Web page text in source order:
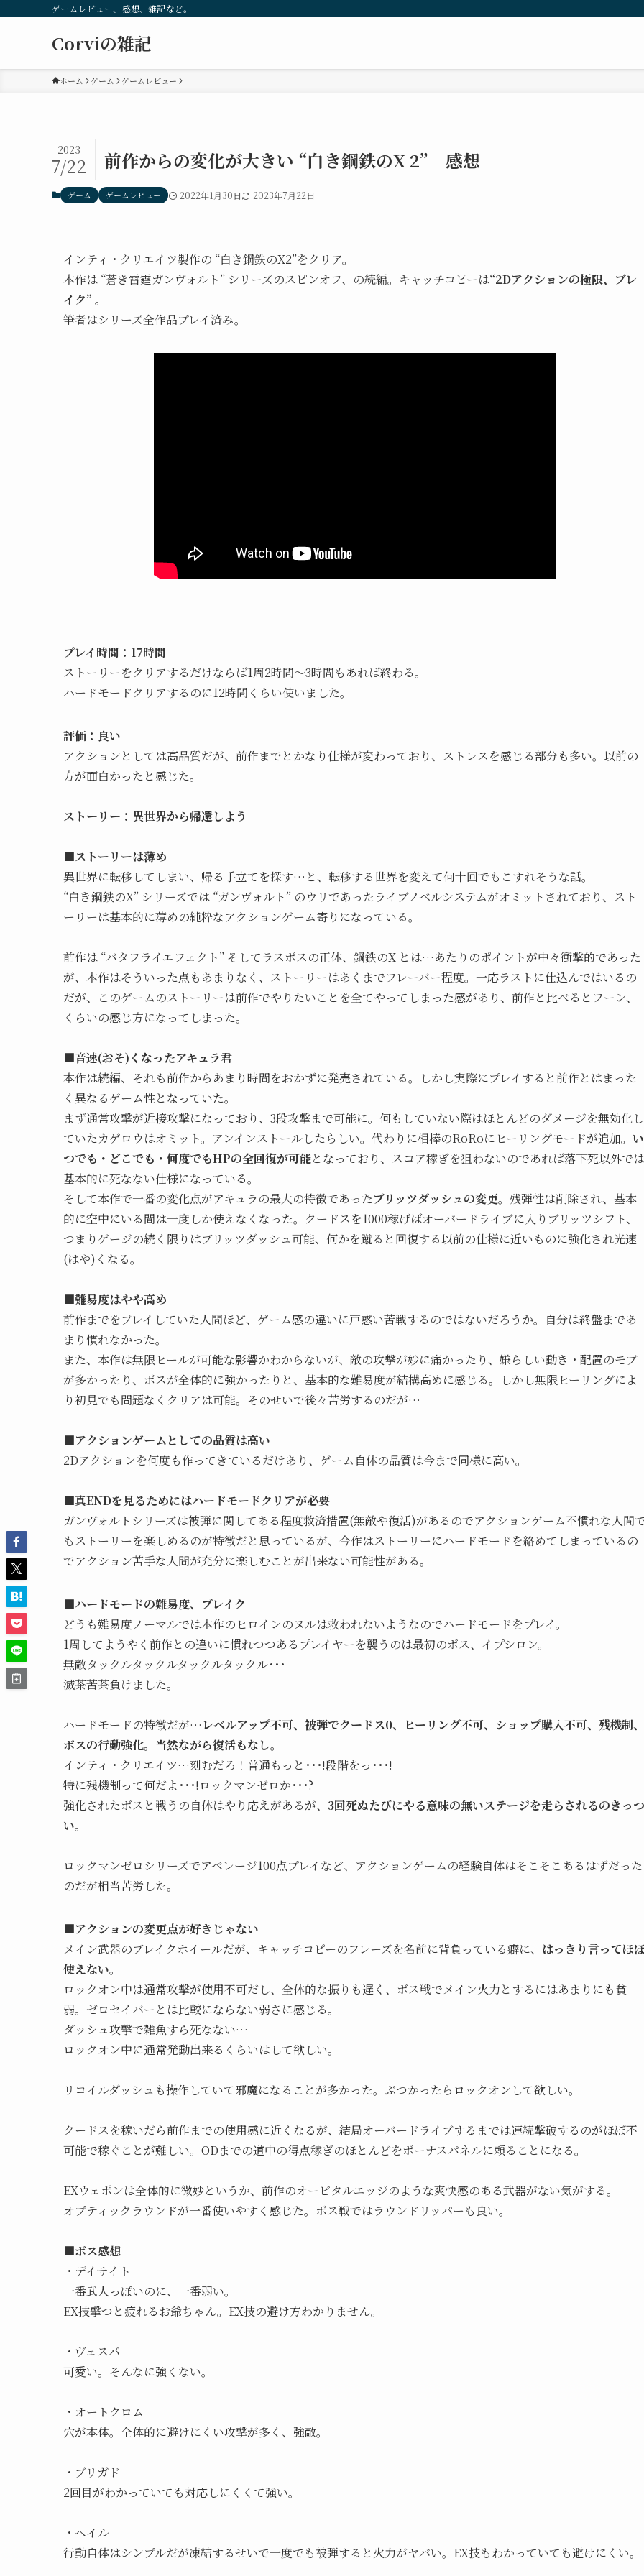
ゲームレビュー、感想、雑記など。
Corviの雑記
ホーム ゲーム ゲームレビュー
前作からの変化が大きい “白き鋼鉄のX 2” 感想
2023
7/22
ゲーム ゲームレビュー 2022年1月30日 2023年7月22日
インティ・クリエイツ製作の “白き鋼鉄のX2”をクリア。
本作は “蒼き雷霆ガンヴォルト” シリーズのスピンオフ、の続編。キャッチコピーは“2Dアクションの極限、ブレ
イク” 。
筆者はシリーズ全作品プレイ済み。
プレイ時間：17時間
ストーリーをクリアするだけならば1周2時間～3時間もあれば終わる。
ハードモードクリアするのに12時間くらい使いました。
評価：良い
アクションとしては高品質だが、前作までとかなり仕様が変わっており、ストレスを感じる部分も多い。以前の
方が面白かったと感じた。
ストーリー：異世界から帰還しよう
■ストーリーは薄め
異世界に転移してしまい、帰る手立てを探す…と、転移する世界を変えて何十回でもこすれそうな話。
“白き鋼鉄のX” シリーズでは “ガンヴォルト” のウリであったライブノベルシステムがオミットされており、スト
ーリーは基本的に薄めの純粋なアクションゲーム寄りになっている。
前作は “バタフライエフェクト” そしてラスボスの正体、鋼鉄のX とは…あたりのポイントが中々衝撃的であった
が、本作はそういった点もあまりなく、ストーリーはあくまでフレーバー程度。一応ラストに仕込んではいるの
だが、このゲームのストーリーは前作でやりたいことを全てやってしまった感があり、前作と比べるとフーン、
くらいの感じ方になってしまった。
■音速(おそ)くなったアキュラ君
本作は続編、それも前作からあまり時間をおかずに発売されている。しかし実際にプレイすると前作とはまった
く異なるゲーム性となっていた。
まず通常攻撃が近接攻撃になっており、3段攻撃まで可能に。何もしていない際はほとんどのダメージを無効化し
ていたカゲロウはオミット。アンインストールしたらしい。代わりに相棒のRoRoにヒーリングモードが追加。 い
つでも・どこでも・何度でもHPの全回復が可能となっており、スコア稼ぎを狙わないのであれば落下死以外では
基本的に死なない仕様になっている。
そして本作で一番の変化点がアキュラの最大の特徴であったブリッツダッシュの変更。残弾性は削除され、基本
的に空中にいる間は一度しか使えなくなった。クードスを1000稼げばオーバードライブに入りブリッツシフト、
つまりゲージの続く限りはブリッツダッシュ可能、何かを蹴ると回復する以前の仕様に近いものに強化され光速
(はや)くなる。
■難易度はやや高め
前作までをプレイしていた人間ほど、ゲーム感の違いに戸惑い苦戦するのではないだろうか。自分は終盤まであ
まり慣れなかった。
また、本作は無限ヒールが可能な影響かわからないが、敵の攻撃が妙に痛かったり、嫌らしい動き・配置のモブ
が多かったり、ボスが全体的に強かったりと、基本的な難易度が結構高めに感じる。しかし無限ヒーリングによ
り初見でも問題なくクリアは可能。そのせいで後々苦労するのだが…
■アクションゲームとしての品質は高い
2Dアクションを何度も作ってきているだけあり、ゲーム自体の品質は今まで同様に高い。
■真ENDを見るためにはハードモードクリアが必要
ガンヴォルトシリーズは被弾に関してある程度救済措置(無敵や復活)があるのでアクションゲーム不慣れな人間
もストーリーを楽しめるのが特徴だと思っているが、今作はストーリーにハードモードを絡めてしまっているの
でアクション苦手な人間が充分に楽しむことが出来ない可能性がある。
■ハードモードの難易度、ブレイク
どうも難易度ノーマルでは本作のヒロインのヌルは救われないようなのでハードモードをプレイ。
1周してようやく前作との違いに慣れつつあるプレイヤーを襲うのは最初のボス、イプシロン。
無敵タックルタックルタックルタックル･･･
滅茶苦茶負けました。
ハードモードの特徴だが…レベルアップ不可、被弾でクードス0、ヒーリング不可、ショップ購入不可、残機制、
ボスの行動強化。当然ながら復活もなし。
インティ・クリエイツ…刻むだろ！普通もっと･･･!段階をっ･･･!
特に残機制って何だよ･･･!ロックマンゼロか･･･?
強化されたボスと戦うの自体はやり応えがあるが、 3回死ぬたびにやる意味の無いステージを走らされるのきっつ
い。
ロックマンゼロシリーズでアベレージ100点プレイなど、アクションゲームの経験自体はそこそこあるはずだった
のだが相当苦労した。
■アクションの変更点が好きじゃない
メイン武器のブレイクホイールだが、キャッチコピーのフレーズを名前に背負っている癖に、 はっきり言ってほ
使えない。
ロックオン中は通常攻撃が使用不可だし、全体的な振りも遅く、ボス戦でメイン火力とするにはあまりにも貧
弱。ゼロセイバーとは比較にならない弱さに感じる。
ダッシュ攻撃で雑魚すら死なない…
ロックオン中に通常発動出来るくらいはして欲しい。
リコイルダッシュも操作していて邪魔になることが多かった。ぶつかったらロックオンして欲しい。
クードスを稼いだら前作までの使用感に近くなるが、結局オーバードライブするまでは連続撃破するのがほぼ不
可能で稼ぐことが難しい。ODまでの道中の得点稼ぎのほとんどをボーナスパネルに頼ることになる。
EXウェポンは全体的に微妙というか、前作のオービタルエッジのような爽快感のある武器がない気がする。
オプティックラウンドが一番使いやすく感じた。ボス戦ではラウンドリッパーも良い。
■ボス感想
・デイサイト
一番武人っぽいのに、一番弱い。
EX技撃つと疲れるお爺ちゃん。EX技の避け方わかりません。
・ヴェスパ
可愛い。そんなに強くない。
・オートクロム
穴が本体。全体的に避けにくい攻撃が多く、強敵。
・ブリガド
2回目がわかっていても対応しにくくて強い。
・ヘイル
行動自体はシンプルだが凍結するせいで一度でも被弾すると火力がヤバい。EX技もわかっていても避けにくい。